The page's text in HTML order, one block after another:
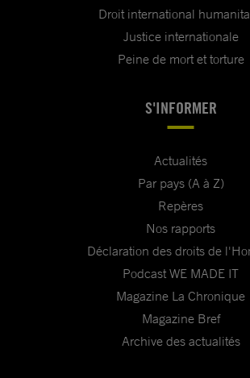
Droit international
Justice internationale
Peine de mort et torture
S'INFORMER
Actualités
Par pays (A à Z)
Repères
Nos rapports
Déclaration des droits de
Podcast WE MADE IT
Magazine La Chronique
Magazine Bref
Archive des actualités